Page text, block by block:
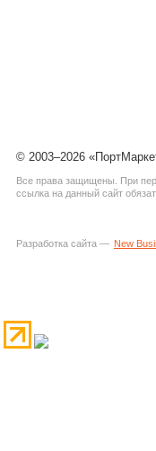
© 2003–2026
Все права защищены. При
ссылка на данный сайт
Разработка сайта — New